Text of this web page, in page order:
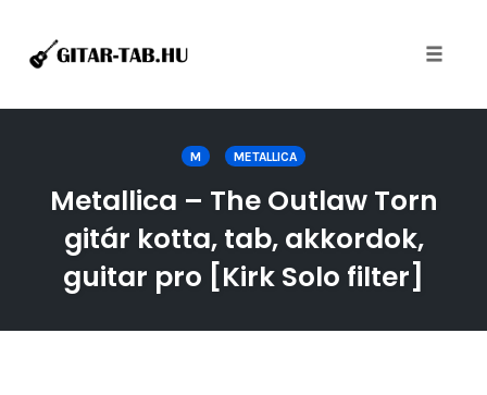
M METALLICA
Metallica – The Outlaw Torn
gitár kotta, tab, akkordok,
guitar pro [Kirk Solo filter]